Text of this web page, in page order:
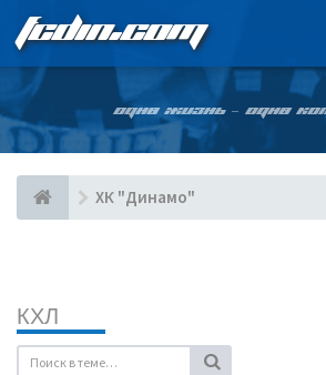
FCDIN.COM
ОДНА ЖИЗНЬ – ОДНА
ХК "Динамо"
КХЛ